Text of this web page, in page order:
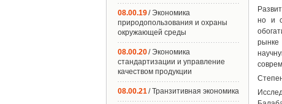
но и
рынке
08.00.19/ Экономика
природопользования и охраны
окружающей среды
08.00.20/ Экономика
стандартизации и управление
качеством продукции
08.00.21/ Транзитивная экономика